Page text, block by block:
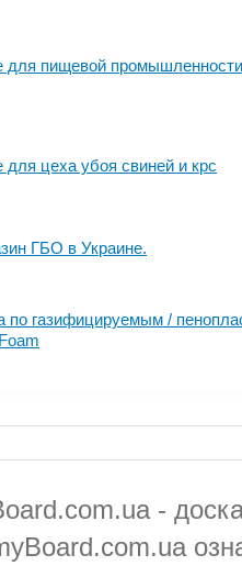
для пищевой промышленности
цеха убоя свиней и крс
ГБО в Украине.
по газифицируемым /
-